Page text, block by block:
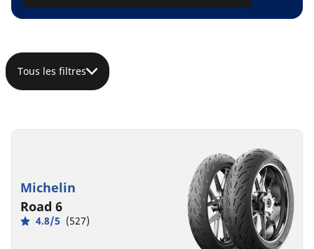
Tous les filtres
Michelin
Road 6
4.8/5 (527)